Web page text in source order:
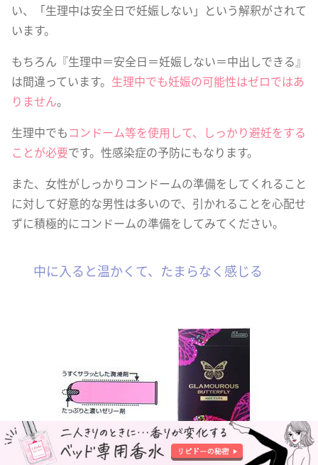
い、「生理中は安全日で妊娠しない」という解釈がされて
います。
もちろん『生理中＝安全日＝妊娠しない＝中出しできる』
は間違っています。 生理中でも妊娠の可能性はゼロではあ
りません。
生理中でもコンドーム等を使用して、しっかり避妊をする
ことが必要です。性感染症の予防にもなります。
また、女性がしっかりコンドームの準備をしてくれること
に対して好意的な男性は多いので、引かれることを心配せ
ずに積極的にコンドームの準備をしてみてください。
中に入ると温かくて、たまらなく感じる